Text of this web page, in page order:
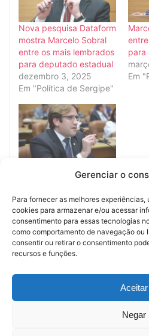
Gerenciar o
Para fornecer as melhores
cookies para armazenar e/ou acessar
consentimento para essas tecnologias
como comportamento de navegação ou
consentir ou retirar o consentimento
recursos e funções.
Aceitar
Negar
Nova pesquisa Dataform
mostra Marcelo Sobral
entre os mais lembrados
para deputado estadual
dezembro 3, 2025
Em "Política de Sergipe"
para
Em
pauta da Polícia Civil à
discussão sobre
valorização dos
servidores em Sergipe
maio 8, 2026
Em "Política de Sergipe"